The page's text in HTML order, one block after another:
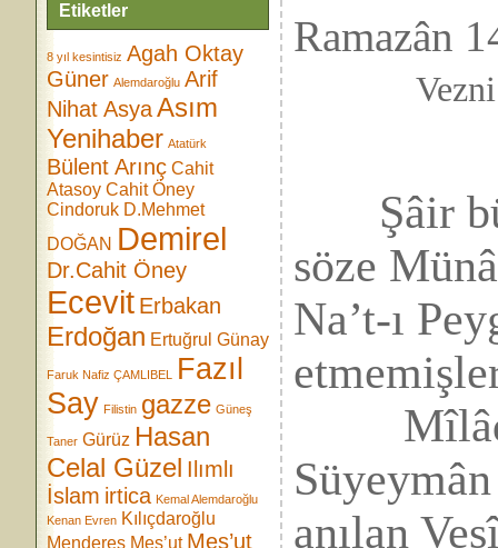
Etiketler
8 yıl kesintisiz Agah Oktay
Güner Alemdaroğlu Arif
Nihat AsyaAsım
Yenihaber Atatürk
Bülent Arınç Cahit
Atasoy Cahit Öney
Cindoruk D.Mehmet
DOĞAN Demirel
Dr.Cahit Öney
Ecevit Erbakan
Erdoğan Ertuğrul Günay
Faruk Nafiz ÇAMLIBEL
Fazıl
Say Filistin gazze Güneş
Taner Gürüz Hasan
Celal Güzel Ilımlı
İslam irtica Kemal Alemdaroğlu
Kenan Evren Kılıçdaroğlu
Menderes Mes’ut Mes’ut
Ramazân
Şâir
söze
Na’t-ı
Mîlâdî
anılan